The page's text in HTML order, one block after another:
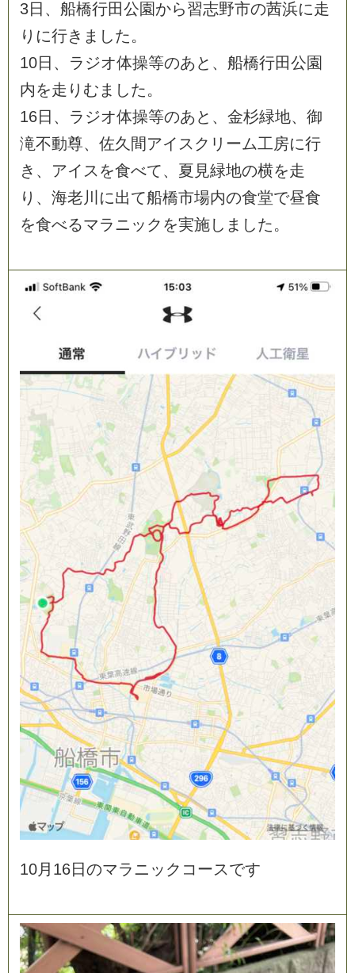
3日 、 船橋行田公園から習志野市の茜浜に走
り に行き ま した。
10日 、 ラ ジオ体操等のあと 、 船橋行田公園
内を走 り む ま した。
16日 、 ラ ジオ体操等のあと 、 金杉緑地、 御
滝不動尊、 佐久 間アイ ス ク リ ーム工房に行
き 、 アイ ス を食べて、 夏 見緑地の横を走
り 、 海老川 に出て船橋市場内の食堂で昼食
を食べるマラニ ッ ク を実施し ま した。
10月 16日 のマラニ ッ ク コ ースです